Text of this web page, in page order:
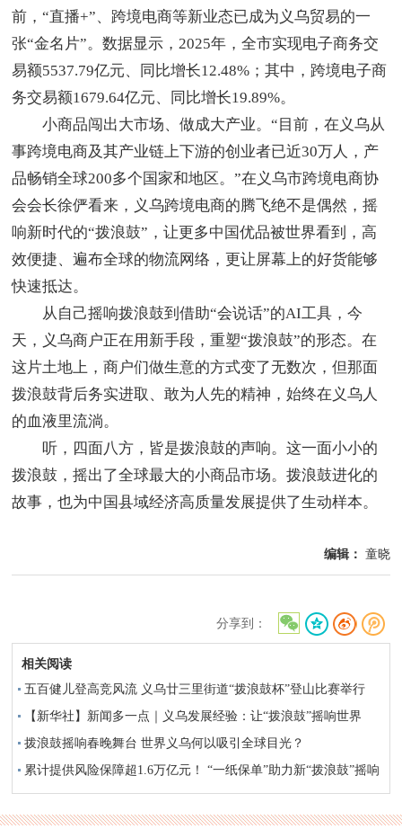
前，“直播+”、跨境电商等新业态已成为义乌贸易的一
张“金名片”。数据显示，2025年，全市实现电子商务交
易额5537.79亿元、同比增长12.48%；其中，跨境电子商
务交易额1679.64亿元、同比增长19.89%。
小商品闯出大市场、做成大产业。“目前，在义乌从
事跨境电商及其产业链上下游的创业者已近30万人，产
品畅销全球200多个国家和地区。”在义乌市跨境电商协
会会长徐俨看来，义乌跨境电商的腾飞绝不是偶然，摇
响新时代的“拨浪鼓”，让更多中国优品被世界看到，高
效便捷、遍布全球的物流网络，更让屏幕上的好货能够
快速抵达。
从自己摇响拨浪鼓到借助“会说话”的AI工具，今
天，义乌商户正在用新手段，重塑“拨浪鼓”的形态。在
这片土地上，商户们做生意的方式变了无数次，但那面
拨浪鼓背后务实进取、敢为人先的精神，始终在义乌人
的血液里流淌。
听，四面八方，皆是拨浪鼓的声响。这一面小小的
拨浪鼓，摇出了全球最大的小商品市场。拨浪鼓进化的
故事，也为中国县域经济高质量发展提供了生动样本。
编辑： 童晓
分享到：
相关阅读
五百健儿登高竞风流 义乌廿三里街道“拨浪鼓杯”登山比赛举行
【新华社】新闻多一点｜义乌发展经验：让“拨浪鼓”摇响世界
拨浪鼓摇响春晚舞台 世界义乌何以吸引全球目光？
累计提供风险保障超1.6万亿元！ “一纸保单”助力新“拨浪鼓”摇响
世界